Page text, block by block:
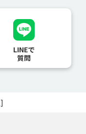
LINEで
質問
]